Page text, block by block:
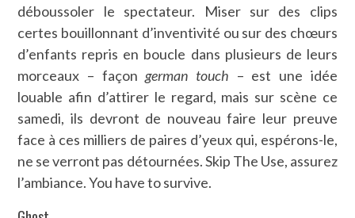
déboussoler le spectateur. Miser sur des clips
certes bouillonnant d’inventivité ou sur des chœurs
d’enfants repris en boucle dans plusieurs de leurs
morceaux – façongerman touch – est une idée
louable afin d’attirer le regard, mais sur scène ce
samedi, ils devront de nouveau faire leur preuve
face à ces milliers de paires d’yeux qui, espérons-le,
ne se verront pas détournées. Skip The Use, assurez
l’ambiance. You have to survive.